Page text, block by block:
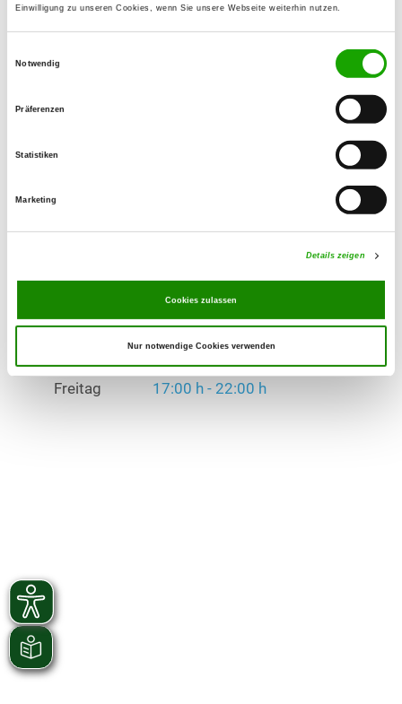
Einwilligung zu unseren Cookies, wenn Sie unsere Webseite weiterhin nutzen.
Notwendig
Präferenzen
Statistiken
Marketing
Details zeigen
Cookies zulassen
Nur notwendige Cookies verwenden
42349 Wuppertal
Numero di telefono:
0202 470248
Angebot:
Übungszeiten im Sommer:
Übungszeiten im Winter:
18:00 h - 20:00 h
Freitag 17:00 h - 22:00 h